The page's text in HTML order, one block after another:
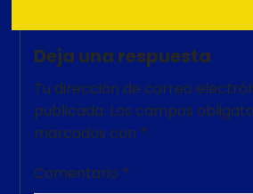
Deja una respuesta
Tu dirección de correo
publicada. Los campos
marcados con *
Comentario *